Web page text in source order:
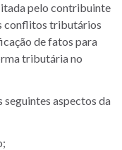
pelo contribuinte
conflitos tributários
de fatos para
tributária no
aspectos da